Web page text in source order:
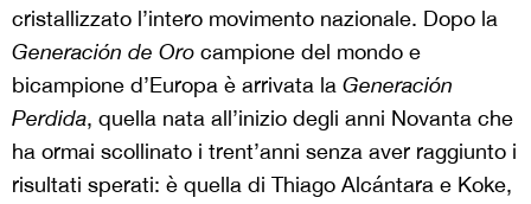
cristallizzato l’intero movimento nazionale. Dopo la
Generación de Oro campione del mondo e
bicampione d’Europa è arrivata la Generación
Perdida, quella nata all’inizio degli anni Novanta che
ha ormai scollinato i trent’anni senza aver raggiunto i
risultati sperati: è quella di Thiago Alcántara e Koke,